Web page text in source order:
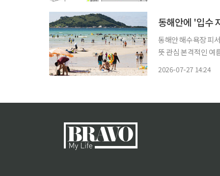
동해안에 '입수
동해안 해수욕장 피
뜻 관심 본격적인 여름 휴가철을 맞아 동해안 해수욕장에 피서객이 몰린 가운데 너울성 파도
2026-07-27 14:24